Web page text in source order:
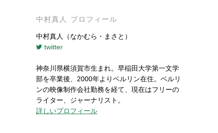
中村真人 プロフィール
中村真人（なかむら・まさと）
twitter
神奈川県横須賀市生まれ。早稲田大学第一文学
部を卒業後、2000年よりベルリン在住。ベルリ
ンの映像制作会社勤務を経て、現在はフリーの
ライター、ジャーナリスト。
詳しいプロフィール